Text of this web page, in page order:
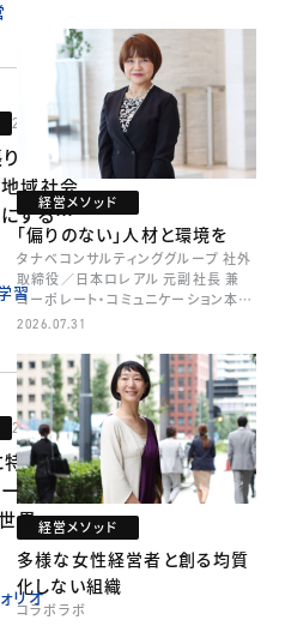
2026.07.03
、世界
域社会
する経
習
2026.06.02
特化し、
カーへ
界一の
目指す
リオ
経営メソッド
「偏りのない」人材と環境を
タナベコンサルティンググループ 社外
取締役／日本ロレアル 元副社長 兼
コーポレート・コミュニケーション本部
本部長／キャリアコンサルタント 井村
2026.07.31
経営メソッド
多様な女性経営者と創る均質
化しない組織
コラボラボ